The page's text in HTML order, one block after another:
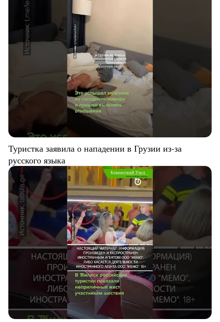
Туристка заявила о нападении в Грузии из-за
русского языка